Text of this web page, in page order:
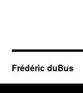
Frédéric duBus